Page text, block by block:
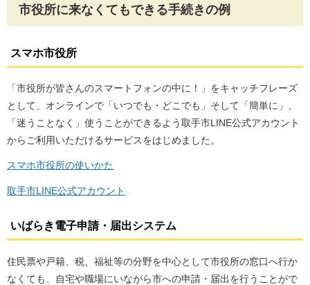
市役所に来なくてもできる手続きの例
スマホ市役所
「市役所が皆さんのスマートフォンの中に！」をキャッチフレーズ
として、オンラインで「いつでも・どこでも」そして「簡単に」、
「迷うことなく」使うことができるよう取手市LINE公式アカウント
からご利用いただけるサービスをはじめました。
スマホ市役所の使いかた
取手市LINE公式アカウント
いばらき電子申請・届出システム
住民票や戸籍、税、福祉等の分野を中心として市役所の窓口へ行か
なくても、自宅や職場にいながら市への申請・届出を行うことがで